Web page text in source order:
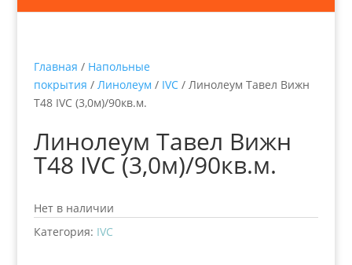
Главная / Напольные
покрытия / Линолеум / IVC/ Линолеум Тавел Вижн
Т48 IVC (3,0м)/90кв.м.
Линолеум Тавел Вижн
Т48 IVC (3,0м)/90кв.м.
Нет в наличии
Категория: IVC